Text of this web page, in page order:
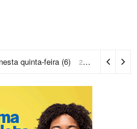
quinta-feira (6) 2 dias ago